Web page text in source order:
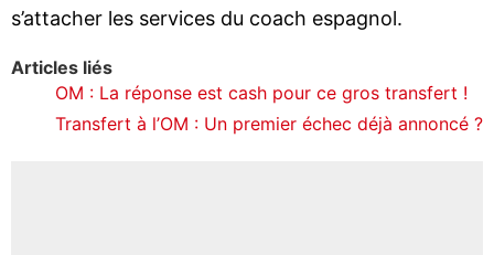
s’attacher les services du coach espagnol.
Articles liés
OM : La réponse est cash pour ce gros transfert !
Transfert à l’OM : Un premier échec déjà annoncé ?